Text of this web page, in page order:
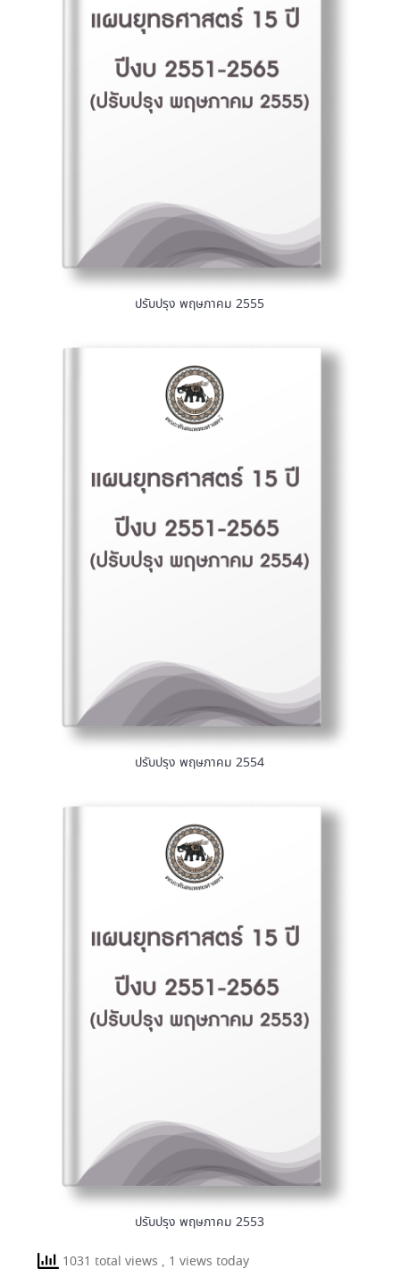
ปรับปรุง พฤษภาคม 2555
ปรับปรุง พฤษภาคม 2554
ปรับปรุง พฤษภาคม 2553
1031 total views , 1 views today